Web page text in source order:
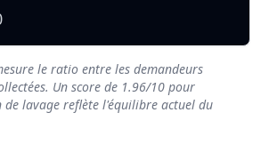
le ratio entre les demandeurs
Un score de 1.96/10 pour
de lavage reflète l'équilibre actuel du